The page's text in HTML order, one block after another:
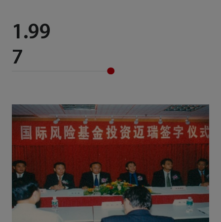
1.99
7